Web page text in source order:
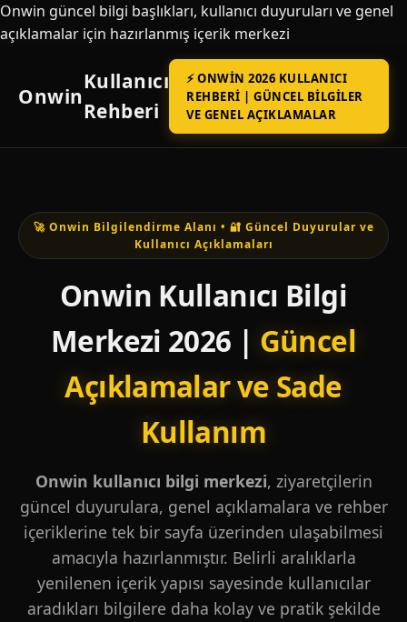
Onwin güncel bilgi başlıkları, kullanıcı duyuruları ve genel
açıklamalar için hazırlanmış içerik merkezi
Onwin
Kullanıcı
Rehberi
⚡ ONWIN 2026 KULLANICI
REHBERI | GÜNCEL BILGILER
VE GENEL AÇIKLAMALAR
🚀 Onwin Bilgilendirme Alanı • 🔐 Güncel Duyurular ve
Kullanıcı Açıklamaları
Onwin Kullanıcı Bilgi
Merkezi 2026 | Güncel
Açıklamalar ve Sade
Kullanım
Onwin kullanıcı bilgi merkezi, ziyaretçilerin
güncel duyurulara, genel açıklamalara ve rehber
içeriklerine tek bir sayfa üzerinden ulaşabilmesi
amacıyla hazırlanmıştır. Belirli aralıklarla
yenilenen içerik yapısı sayesinde kullanıcılar
aradıkları bilgilere daha kolay ve pratik şekilde